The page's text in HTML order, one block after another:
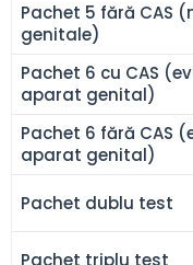
Pachet 5 fără CAS
genitale)
Pachet 6 cu CAS
aparat genital)
Pachet 6 fără CAS
aparat genital)
Pachet dublu test
Pachet triplu test